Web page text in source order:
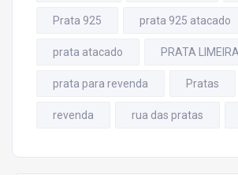
Prata 925 prata 925 atacado
prata atacado PRATA
prata para revenda Pratas
revenda rua das pratas